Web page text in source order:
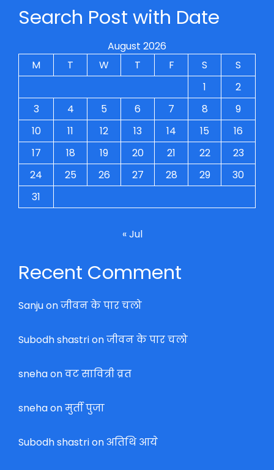
Search Post with Date
August 2026
M
T W T F S
S
1
2
3
4 5 6 7 8
9
10
11 12 13 14 15
16
17
18 19 20 21 22
23
24
25 26 27 28 29
30
31
« Jul
Recent Comment
Sanjuonजीवन के पार चलो
Subodh shastrionजीवन के पार चलो
snehaonवट सावित्री व्रत
snehaonमुर्ती पुजा
Subodh shastrionअतिथि आये